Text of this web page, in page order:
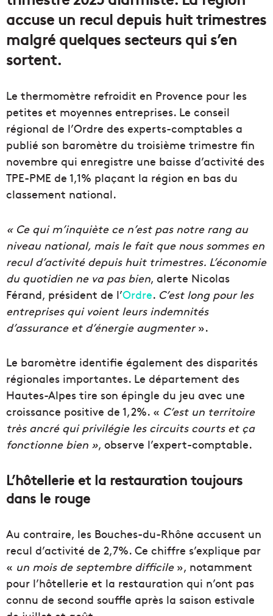
accuse un recul depuis huit trimestres
malgré quelques secteurs qui s’en
sortent.
Le thermomètre refroidit en Provence pour les
petites et moyennes entreprises. Le conseil
régional de l’Ordre des experts-comptables a
publié son baromètre du troisième trimestre fin
novembre qui enregistre une baisse d’activité des
TPE-PME de 1,1% plaçant la région en bas du
classement national.
« Ce qui m’inquiète ce n’est pas notre rang au
niveau national, mais le fait que nous sommes en
recul d’activité depuis huit trimestres. L’économie
du quotidien ne va pas bien, alerte Nicolas
Férand, président de l’Ordre. C’est long pour les
entreprises qui voient leurs indemnités
d’assurance et d’énergie augmenter».
Le baromètre identifie également des disparités
régionales importantes. Le département des
Hautes-Alpes tire son épingle du jeu avec une
croissance positive de 1,2%. « C’est un territoire
très ancré qui privilégie les circuits courts et ça
fonctionne bien », observe l’expert-comptable.
L’hôtellerie et la restauration toujours
dans le rouge
Au contraire, les Bouches-du-Rhône accusent un
recul d’activité de 2,7%. Ce chiffre s’explique par
« un mois de septembre difficile», notamment
pour l’hôtellerie et la restauration qui n’ont pas
connu de second souffle après la saison estivale